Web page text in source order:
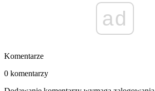
ad
Komentarze
0 komentarzy